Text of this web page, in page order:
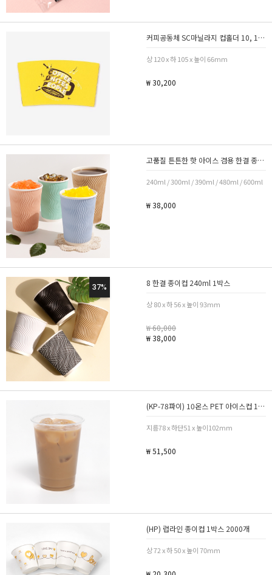
커피공동체 SC마닐라지 컵홀더 10, 13 1박스 1000개
상 120 x 하 105 x 높이 66mm
₩ 30,200
고품질 튼튼한 핫 아이스 겸용 한결 종이컵 500개
240ml / 300ml / 390ml / 480ml / 600ml
₩ 38,000
37% 8 한결 종이컵 240ml 1박스
상 80 x 하 56 x 높이 93mm
₩ 60,000
₩ 38,000
(KP-78파이) 10온스 PET 아이스컵 1박스 1000개
지름78 x 하단51 x 높이102mm
₩ 51,500
(HP) 럽라인 종이컵 1박스 2000개
상 72 x 하 50 x 높이 70mm